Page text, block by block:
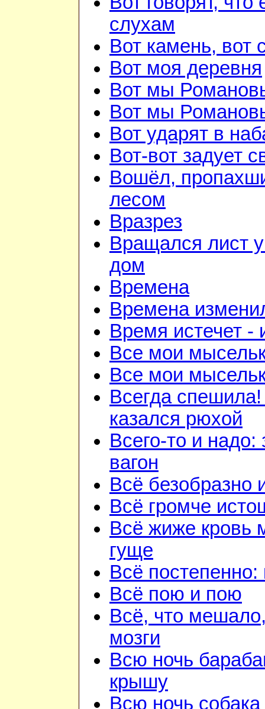
слухам
Вот камень, вот
Вот моя деревня
Вот мы
Вот мы
Вот ударят в
Вот-вот задует
Вошёл,
лесом
Вразрез
Вращался лист
дом
Времена
Времена
Время истечет -
Все мои
Все мои
Всегда
казался рюхой
Всего-то и надо:
вагон
Всё безобразно
Всё громче
Всё жиже кровь
гуще
Всё постепенно:
Всё пою и пою
Всё, что
мозги
Всю ночь
крышу
Всю ночь